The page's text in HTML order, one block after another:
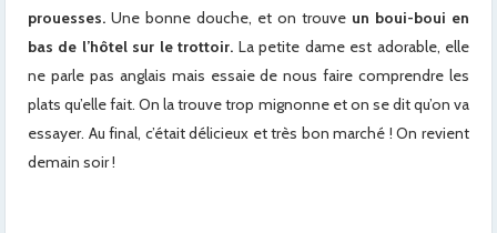
prouesses. Une bonne douche, et on trouve un boui-boui en
bas de l’hôtel sur le trottoir. La petite dame est adorable, elle
ne parle pas anglais mais essaie de nous faire comprendre les
plats qu’elle fait. On la trouve trop mignonne et on se dit qu’on va
essayer. Au final, c’était délicieux et très bon marché ! On revient
demain soir !